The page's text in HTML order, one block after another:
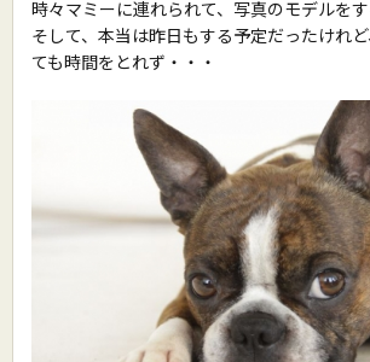
時々マミーに連れられて、写真のモデルをす
そして、本当は昨日もする予定だったけれ
ても時間をとれず・・・